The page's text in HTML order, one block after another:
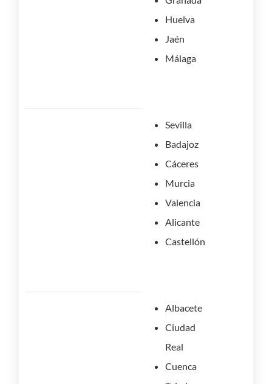
Huelva
Jaén
Málaga
Sevilla
Badajoz
Cáceres
Murcia
Valencia
Alicante
Castellón
Albacete
Ciudad
Real
Cuenca